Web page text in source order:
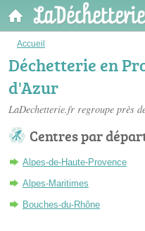
Accueil
Déchetterie en
d'Azur
LaDechetterie.fr regroupe près
Centres par
Alpes-de-Haute-Provence
Alpes-Maritimes
Bouches-du-Rhône